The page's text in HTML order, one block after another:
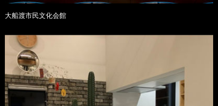
大船渡市民文化会館